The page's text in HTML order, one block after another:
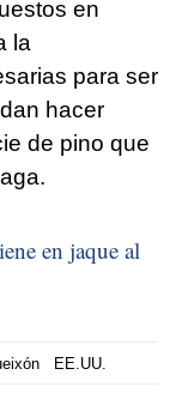
en
la
para ser
hacer
de pino que
en jaque al
EE.UU.